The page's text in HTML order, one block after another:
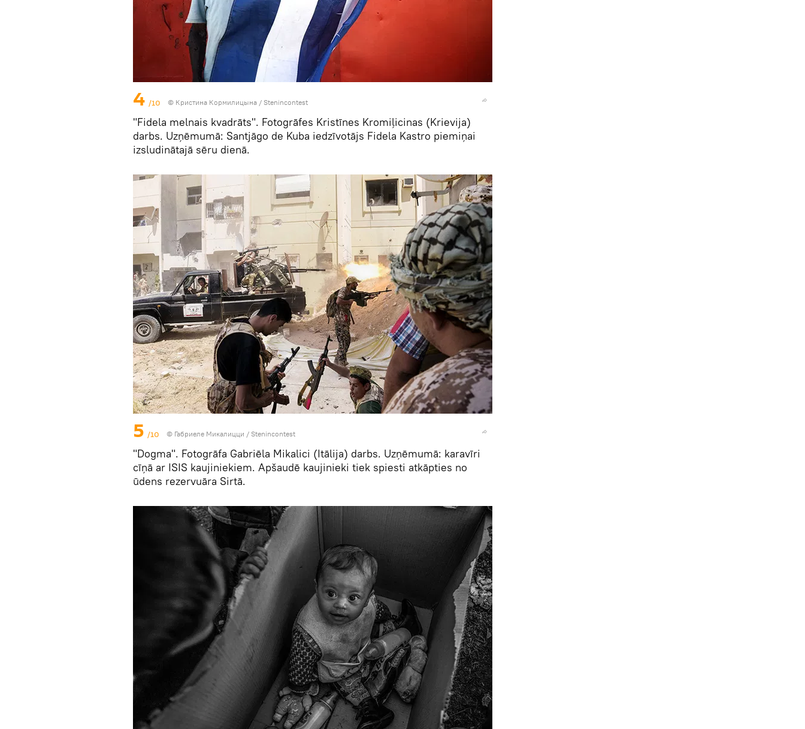
4 /10 © Кристина Кормилицына / Stenincontest
"Fidela melnais kvadrāts". Fotogrāfes Kristīnes Kromiļicinas (Krievija)
darbs. Uzņēmumā: Santjāgo de Kuba iedzīvotājs Fidela Kastro piemiņai
izsludinātajā sēru dienā.
5 /10 © Габриеле Микалицци / Stenincontest
"Dogma". Fotogrāfa Gabriēla Mikalici (Itālija) darbs. Uzņēmumā: karavīri
cīņā ar ISIS kaujiniekiem. Apšaudē kaujinieki tiek spiesti atkāpties no
ūdens rezervuāra Sirtā.